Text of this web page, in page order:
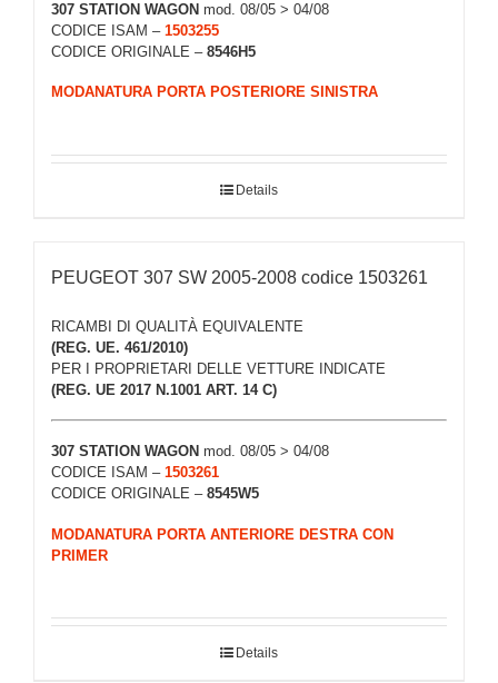
307 STATION WAGON mod. 08/05 > 04/08
CODICE ISAM – 1503255
CODICE ORIGINALE – 8546H5
MODANATURA PORTA POSTERIORE SINISTRA
Details
PEUGEOT 307 SW 2005-2008 codice 1503261
RICAMBI DI QUALITÀ EQUIVALENTE
(REG. UE. 461/2010)
PER I PROPRIETARI DELLE VETTURE INDICATE
(REG. UE 2017 N.1001 ART. 14 C)
307 STATION WAGON mod. 08/05 > 04/08
CODICE ISAM – 1503261
CODICE ORIGINALE – 8545W5
MODANATURA PORTA ANTERIORE DESTRA CON
PRIMER
Details